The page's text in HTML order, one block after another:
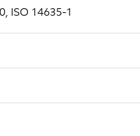
ISO 14635-1